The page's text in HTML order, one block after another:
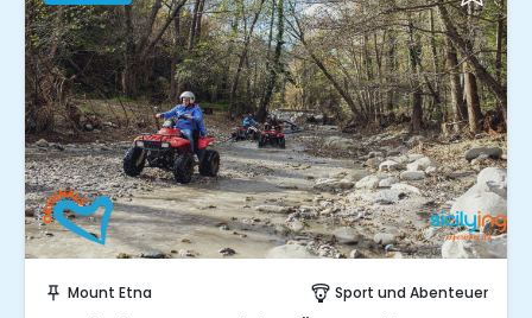
push_pin Mount Etna paragliding Sport und Abenteuer